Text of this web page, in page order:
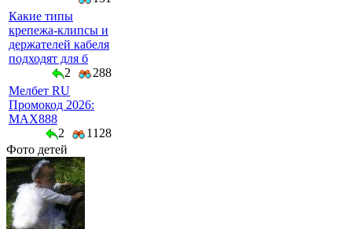
Какие типы
крепежа-клипсы и
держателей кабеля
подходят для б
2
288
Мелбет RU
Промокод 2026:
MAX888
2
1128
Фото детей